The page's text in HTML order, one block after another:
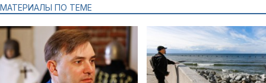
МАТЕРИАЛЫ ПО ТЕМЕ